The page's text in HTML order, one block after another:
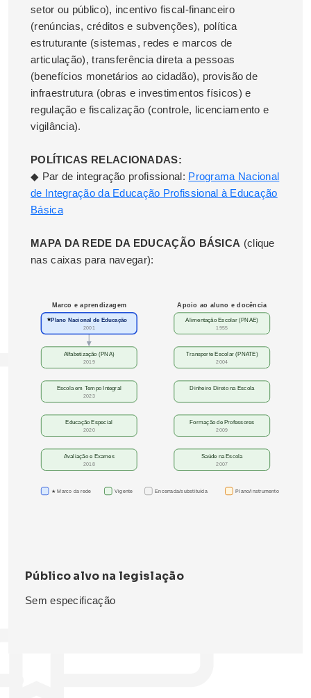
setor ou público), incentivo fiscal-financeiro
(renúncias, créditos e subvenções), política
estruturante (sistemas, redes e marcos de
articulação), transferência direta a pessoas
(benefícios monetários ao cidadão), provisão de
infraestrutura (obras e investimentos físicos) e
regulação e fiscalização (controle, licenciamento e
vigilância).
POLÍTICAS RELACIONADAS:
◆ Par de integração profissional: Programa Nacional
de Integração da Educação Profissional à Educação
Básica
MAPA DA REDE DA EDUCAÇÃO BÁSICA (clique
nas caixas para navegar):
Marco e aprendizagem
★Plano Nacional de Educação
2001
Alfabetização (PNA)
2019
Escola em Tempo Integral
2023
Educação Especial
2020
Avaliação e Exames
2018
Apoio ao aluno e docência
Alimentação Escolar (PNAE)
1955
Transporte Escolar (PNATE)
2004
Dinheiro Direto na Escola
Formação de Professores
2009
Saúde na Escola
2007
★ Marco da rede Vigente Encerrada/substituída Plano/instrumento
Público alvo na legislação
Sem especificação